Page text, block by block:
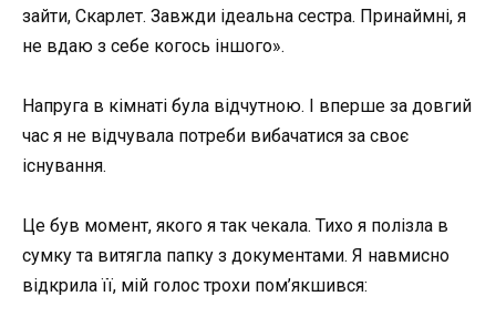
зайти, Скарлет. Завжди ідеальна сестра. Принаймні, я
не вдаю з себе когось іншого».
Напруга в кімнаті була відчутною. І вперше за довгий
час я не відчувала потреби вибачатися за своє
існування.
Це був момент, якого я так чекала. Тихо я полізла в
сумку та витягла папку з документами. Я навмисно
відкрила її, мій голос трохи пом’якшився: